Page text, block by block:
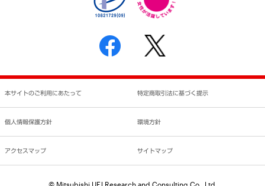
反社会的勢力に対する基本方針
書面による個人情報の開示等の請求の手続きについて
本サイトのご利用にあたって 特定商取引法に基づく提示
個人情報保護方針 環境方針
アクセスマップ サイトマップ
© Mitsubishi UFJ Research and Consulting Co., Ltd.